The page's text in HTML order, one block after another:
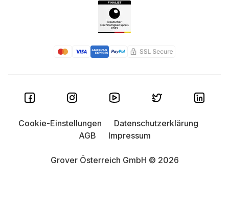
Grover Österreich GmbH © 2026
Cookie-Einstellungen
Datenschutzerklärung
AGB
Impressum